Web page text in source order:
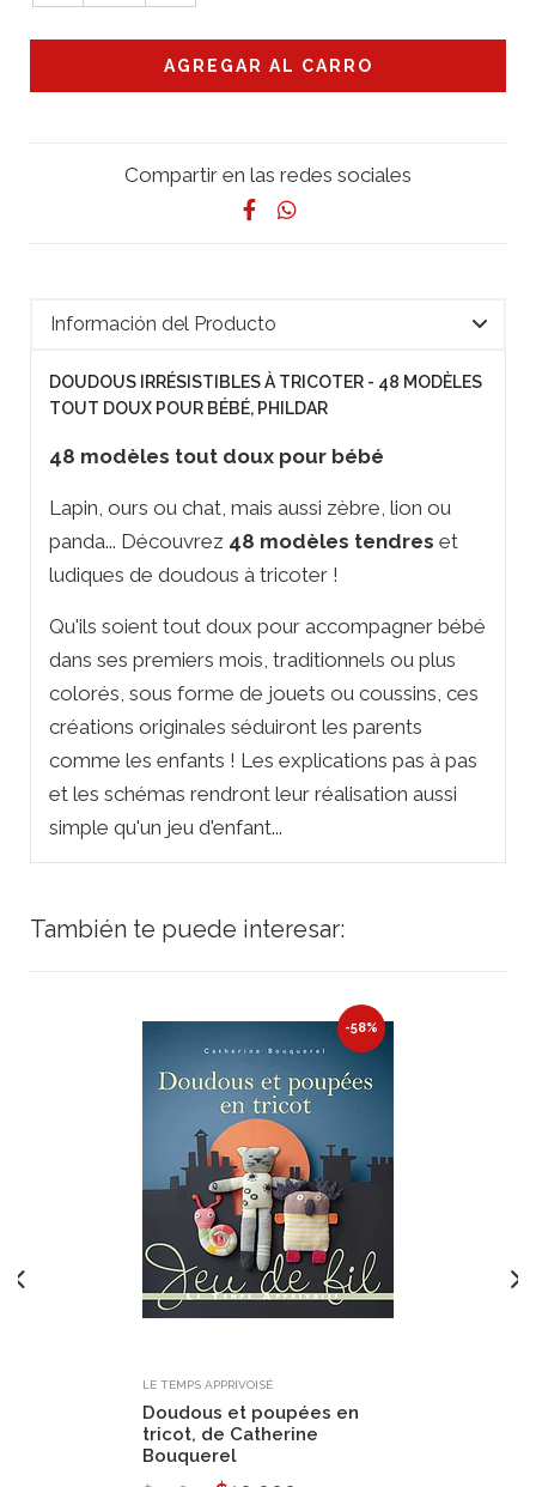
Compartir en las redes sociales
Información del Producto
DOUDOUS IRRÉSISTIBLES À TRICOTER - 48 MODÈLES
TOUT DOUX POUR BÉBÉ, PHILDAR
48 modèles tout doux pour bébé
Lapin, ours ou chat, mais aussi zèbre, lion ou
panda... Découvrez 48 modèles tendres et
ludiques de doudous à tricoter !
Qu'ils soient tout doux pour accompagner bébé
dans ses premiers mois, traditionnels ou plus
colorés, sous forme de jouets ou coussins, ces
créations originales séduiront les parents
comme les enfants ! Les explications pas à pas
et les schémas rendront leur réalisation aussi
simple qu'un jeu d'enfant...
También te puede interesar:
-58%
LE TEMPS APPRIVOISÉ
Doudous et poupées en
tricot, de Catherine
Bouquerel